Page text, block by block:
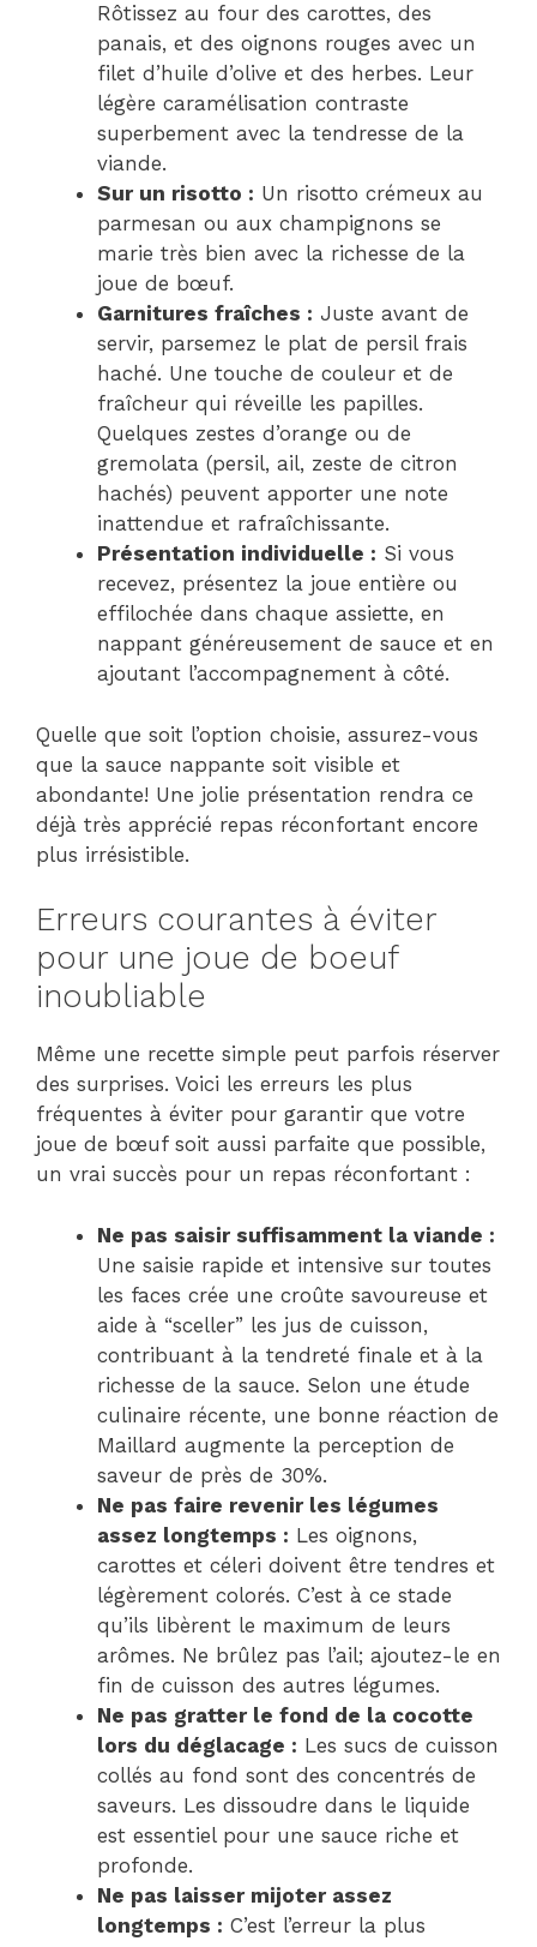
Rôtissez au four des carottes, des
panais, et des oignons rouges avec un
filet d’huile d’olive et des herbes. Leur
légère caramélisation contraste
superbement avec la tendresse de la
viande.
Sur un risotto : Un risotto crémeux au
parmesan ou aux champignons se
marie très bien avec la richesse de la
joue de bœuf.
Garnitures fraîches : Juste avant de
servir, parsemez le plat de persil frais
haché. Une touche de couleur et de
fraîcheur qui réveille les papilles.
Quelques zestes d’orange ou de
gremolata (persil, ail, zeste de citron
hachés) peuvent apporter une note
inattendue et rafraîchissante.
Présentation individuelle : Si vous
recevez, présentez la joue entière ou
effilochée dans chaque assiette, en
nappant généreusement de sauce et en
ajoutant l’accompagnement à côté.
Quelle que soit l’option choisie, assurez-vous
que la sauce nappante soit visible et
abondante! Une jolie présentation rendra ce
déjà très apprécié repas réconfortant encore
plus irrésistible.
Erreurs courantes à éviter
pour une joue de boeuf
inoubliable
Même une recette simple peut parfois réserver
des surprises. Voici les erreurs les plus
fréquentes à éviter pour garantir que votre
joue de bœuf soit aussi parfaite que possible,
un vrai succès pour un repas réconfortant :
Ne pas saisir suffisamment la viande :
Une saisie rapide et intensive sur toutes
les faces crée une croûte savoureuse et
aide à “sceller” les jus de cuisson,
contribuant à la tendreté finale et à la
richesse de la sauce. Selon une étude
culinaire récente, une bonne réaction de
Maillard augmente la perception de
saveur de près de 30%.
Ne pas faire revenir les légumes
assez longtemps : Les oignons,
carottes et céleri doivent être tendres et
légèrement colorés. C’est à ce stade
qu’ils libèrent le maximum de leurs
arômes. Ne brûlez pas l’ail; ajoutez-le en
fin de cuisson des autres légumes.
Ne pas gratter le fond de la cocotte
lors du déglacage : Les sucs de cuisson
collés au fond sont des concentrés de
saveurs. Les dissoudre dans le liquide
est essentiel pour une sauce riche et
profonde.
Ne pas laisser mijoter assez
longtemps : C’est l’erreur la plus